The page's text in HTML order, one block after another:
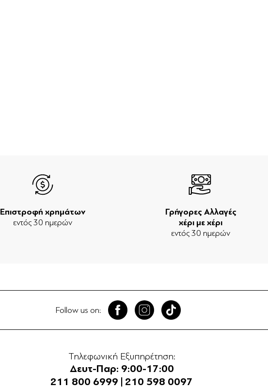
Επιστροφή χρημάτων
εντός 30 ημερών
Γρήγορες Αλλαγές
χέρι με χέρι
εντός 30 ημερών
Follow us on:
Τηλεφωνική Εξυπηρέτηση:
Δευτ-Παρ: 9:00-17:00
211 800 6999
210 598 0097